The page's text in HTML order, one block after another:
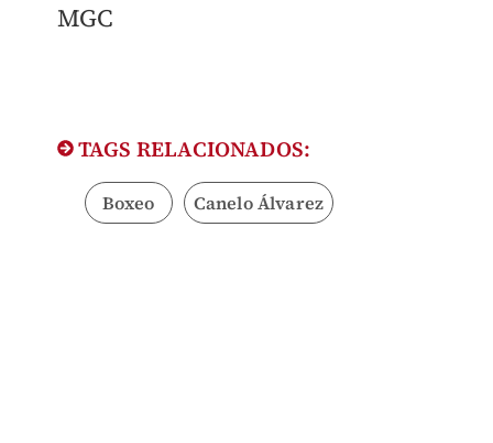
MGC
TAGS RELACIONADOS:
Boxeo Canelo Álvarez